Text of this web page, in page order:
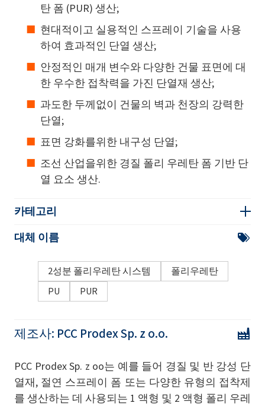
탄 폼 (PUR) 생산;
현대적이고 실용적인 스프레이 기술을 사용
하여 효과적인 단열 생산;
안정적인 매개 변수와 다양한 건물 표면에 대
한 우수한 접착력을 가진 단열재 생산;
과도한 두께없이 건물의 벽과 천장의 강력한
단열;
표면 강화를위한 내구성 단열;
조선 산업을위한 경질 폴리 우레탄 폼 기반 단
열 요소 생산.
카테고리
대체 이름
2성분 폴리우레탄 시스템
폴리우레탄
PU
PUR
제조사: PCC Prodex Sp. z o.o.
PCC Prodex Sp. z oo는 예를 들어 경질 및 반 강성 단
열재, 절연 스프레이 폼 또는 다양한 유형의 접착제
를 생산하는 데 사용되는 1 액형 및 2 액형 폴리 우레